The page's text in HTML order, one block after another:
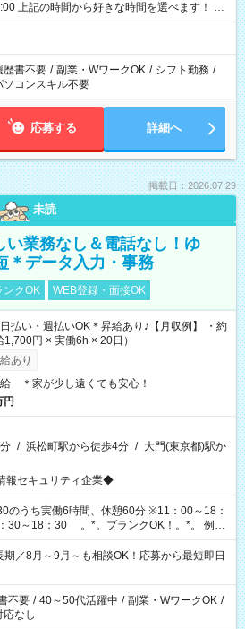
ます！ ※
可能性があります
歴書不要 / 副業・WワークOK / シフト勤務 /
ソコンスキル不要
応募する 詳細へ
掲載日：2026.07.29
未読
い業務なし＆電話なし！ゆ
＊データ入力・事務
ンクOK WEB登録・面接OK
払い・週払いOK＊昇給あり♪【月収例】 ・約
円 × 実働6h × 20日）
あり
＊家が少し遠くても安心！
円
/ 浜松町駅から徒歩4分 / 大門(東京都)駅か
セキュリティ企業◆
のうち実働6時間、休憩60分 ※11：00～18：
ブランクOK！。*。 例え
団法人/事務/コールセンター/受付/販売/カフェ
販売/ホテルフロント/化粧品販売/など 様々な
躍されています♪
期／8月～9月～も相談OK！応募から最短即日
不要 / 40～50代活躍中 / 副業・WワークOK /
応なし